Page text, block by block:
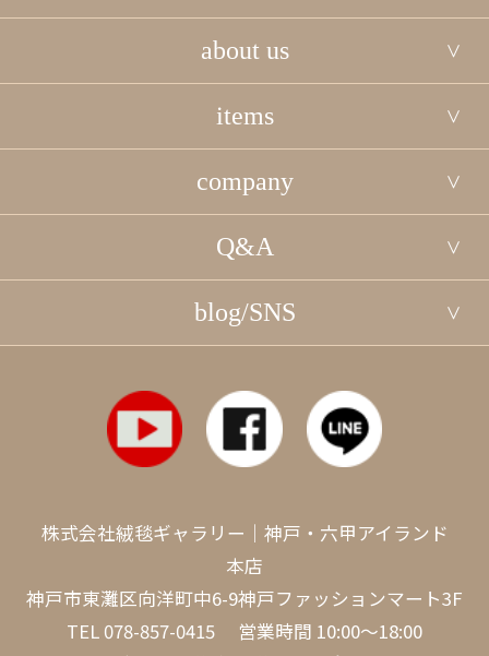
about us
items
company
Q&A
blog/SNS
株式会社絨毯ギャラリー｜神戸・六甲アイランド
本店
神戸市東灘区向洋町中6-9神戸ファッションマート3F
TEL 078-857-0415 営業時間 10:00～18:00